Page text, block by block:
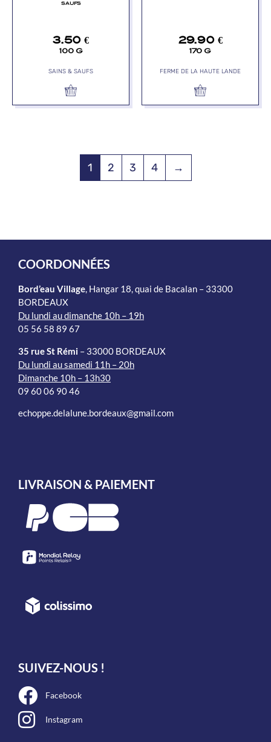
SAUFS
3.50 €
100 G
SAINS & SAUFS
29.90 €
170 G
FERME DE LA HAUTE LANDE
1 2 3 4 →
COORDONNÉES
Bord’eau Village, Hangar 18, quai de Bacalan – 33300
BORDEAUX
Du lundi au dimanche 10h – 19h
05 56 58 89 67
35 rue St Rémi – 33000 BORDEAUX
Du lundi au samedi 11h – 20h
Dimanche 10h – 13h30
09 60 06 90 46
echoppe.delalune.bordeaux@gmail.com
LIVRAISON & PAIEMENT
SUIVEZ-NOUS !
Facebook
Instagram